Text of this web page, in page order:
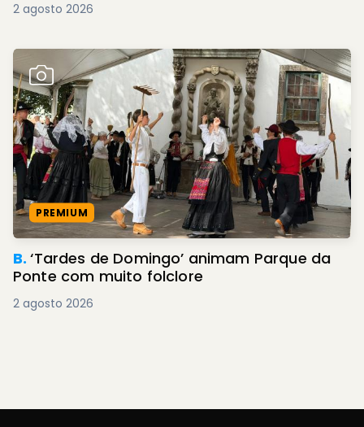
2 agosto 2026
PREMIUM
B.‘Tardes de Domingo’ animam Parque da
Ponte com muito folclore
2 agosto 2026